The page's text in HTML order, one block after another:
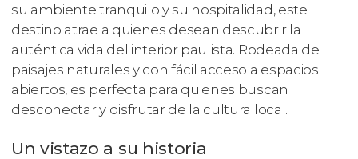
su ambiente tranquilo y su hospitalidad, este
destino atrae a quienes desean descubrir la
auténtica vida del interior paulista. Rodeada de
paisajes naturales y con fácil acceso a espacios
abiertos, es perfecta para quienes buscan
desconectar y disfrutar de la cultura local.
Un vistazo a su historia